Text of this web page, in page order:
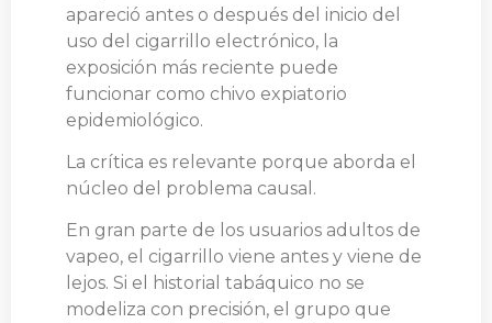
apareció antes o después del inicio del
uso del cigarrillo electrónico, la
exposición más reciente puede
funcionar como chivo expiatorio
epidemiológico.
La crítica es relevante porque aborda el
núcleo del problema causal.
En gran parte de los usuarios adultos de
vapeo, el cigarrillo viene antes y viene de
lejos. Si el historial tabáquico no se
modeliza con precisión, el grupo que